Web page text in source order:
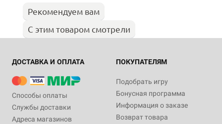
Рекомендуем вам
С этим товаром смотрели
ДОСТАВКА И ОПЛАТА
Способы оплаты
Службы доставки
Адреса магазинов
ПОКУПАТЕЛЯМ
Подобрать игру
Бонусная программа
Информация о заказе
Возврат товара